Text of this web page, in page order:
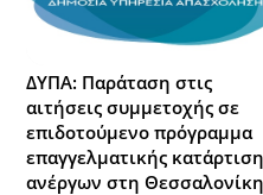
ΔΥΠΑ: Παράταση στις
αιτήσεις συμμετοχής σε
επιδοτούμενο πρόγραμμα
επαγγελματικής
ανέργων στη Θεσσαλονίκη